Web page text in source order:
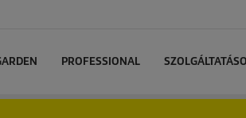
PROFESSIONAL